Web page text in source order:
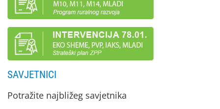
SAVJETNICI
Potražite najbližeg savjetnika